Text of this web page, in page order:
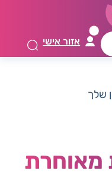
אזור אישי
שלך
מאוחרת